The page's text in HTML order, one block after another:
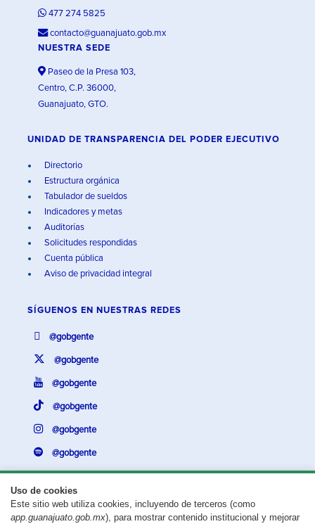
Uso de cookies
Este sitio web utiliza cookies, incluyendo de terceros (como
app.guanajuato.gob.mx), para mostrar contenido institucional y mejorar
477 274 5825
contacto@guanajuato.gob.mx
NUESTRA SEDE
Paseo de la Presa 103,
Centro, C.P. 36000,
Guanajuato, GTO.
UNIDAD DE TRANSPARENCIA DEL PODER EJECUTIVO
Directorio
Estructura orgánica
Tabulador de sueldos
Indicadores y metas
Auditorías
Solicitudes respondidas
Cuenta pública
Aviso de privacidad integral
SÍGUENOS EN NUESTRAS REDES
@gobgente
@gobgente
@gobgente
@gobgente
@gobgente
@gobgente
¿Existe algún problema con esta página?Repórtalo aquí.